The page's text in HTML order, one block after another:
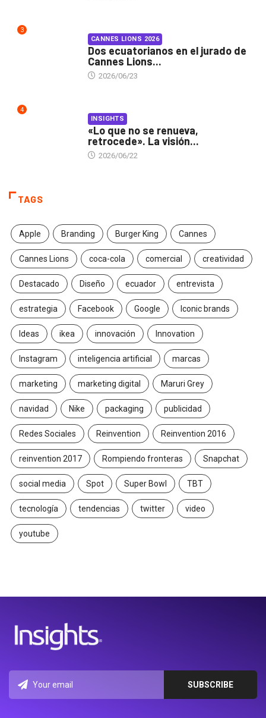
3
CANNES LIONS 2026
Dos ecuatorianos en el jurado de
Cannes Lions...
2026/06/23
4
INSIGHTS
«Lo que no se renueva,
retrocede». La visión...
2026/06/22
TAGS
Apple Branding Burger King Cannes
Cannes Lions coca-cola comercial creatividad
Destacado Diseño ecuador entrevista
estrategia Facebook Google Iconic brands
Ideas ikea innovación Innovation
Instagram inteligencia artificial marcas
marketing marketing digital Maruri Grey
navidad Nike packaging publicidad
Redes Sociales Reinvention Reinvention 2016
reinvention 2017 Rompiendo fronteras Snapchat
social media Spot Super Bowl TBT
tecnología tendencias twitter video
youtube